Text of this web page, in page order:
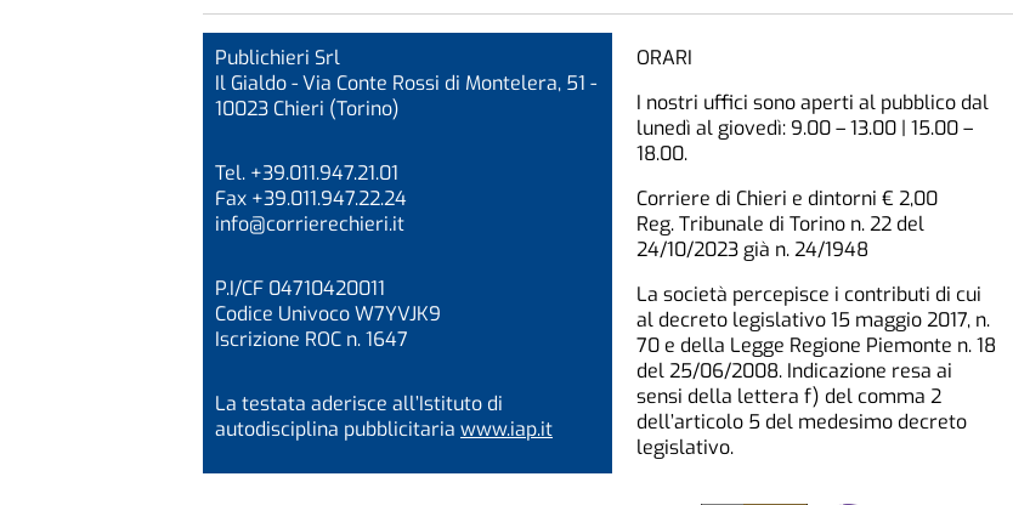
Publichieri Srl
Il Gialdo - Via Conte Rossi di Montelera, 51 -
10023 Chieri (Torino)
Tel. +39.011.947.21.01
Fax +39.011.947.22.24
info@corrierechieri.it
P.I/CF 04710420011
Codice Univoco W7YVJK9
Iscrizione ROC n. 1647
La testata aderisce all’Istituto di
autodisciplina pubblicitaria www.iap.it
ORARI
I nostri uffici sono aperti al pubblico dal
lunedì al giovedì: 9.00 – 13.00 | 15.00 –
18.00.
Corriere di Chieri e dintorni € 2,00
Reg. Tribunale di Torino n. 22 del
24/10/2023 già n. 24/1948
La società percepisce i contributi di cui
al decreto legislativo 15 maggio 2017, n.
70 e della Legge Regione Piemonte n. 18
del 25/06/2008. Indicazione resa ai
sensi della lettera f) del comma 2
dell’articolo 5 del medesimo decreto
legislativo.